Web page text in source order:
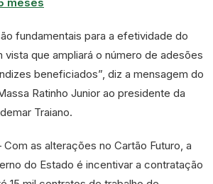
fundamentais para a efetividade do
vista que ampliará o número de adesões
beneficiados”, diz a mensagem do
Ratinho Junior ao presidente da
Traiano.
Com as alterações no Cartão Futuro, a
do Estado é incentivar a contratação